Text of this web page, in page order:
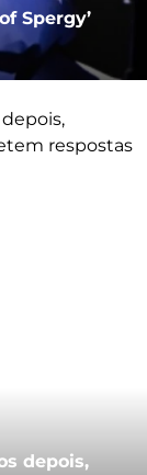
Spergy’
depois,